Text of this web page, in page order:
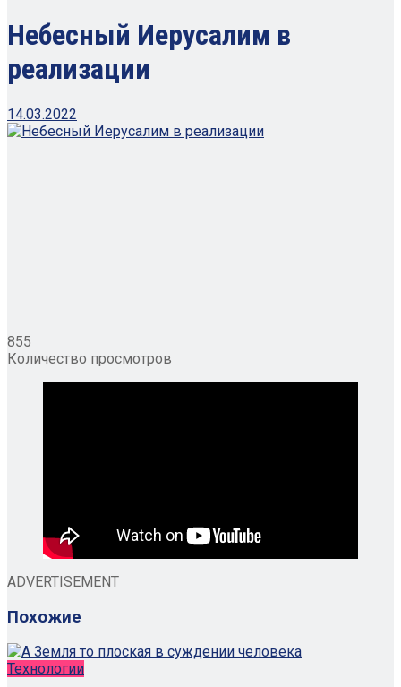
Небесный Иерусалим в
реализации
14.03.2022
855
Количество просмотров
ADVERTISEMENT
Похожие
Технологии